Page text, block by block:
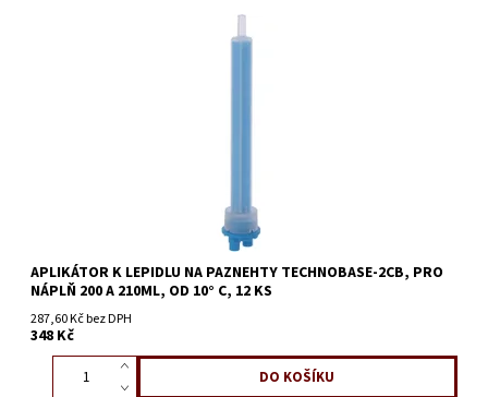
APLIKÁTOR K LEPIDLU NA PAZNEHTY TECHNOBASE-2CB, PRO
NÁPLŇ 200 A 210ML, OD 10° C, 12 KS
287,60 Kč bez DPH
348 Kč